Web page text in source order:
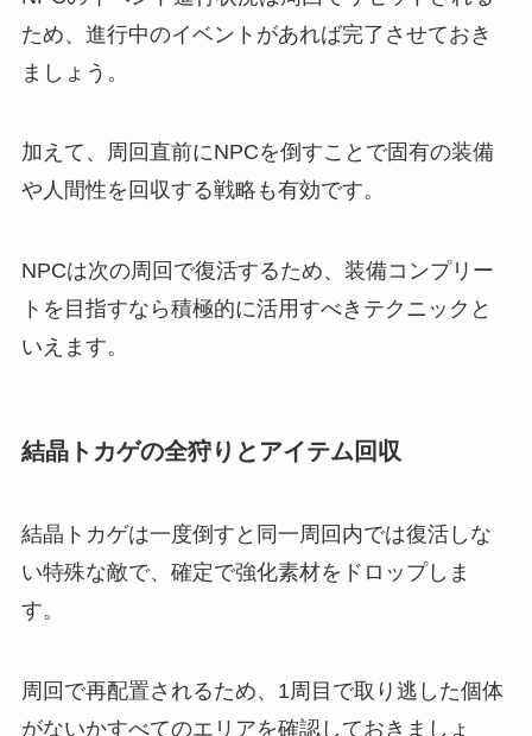
ため、進行中のイベントがあれば完了させておき
ましょう。
加えて、周回直前にNPCを倒すことで固有の装備
や人間性を回収する戦略も有効です。
NPCは次の周回で復活するため、装備コンプリー
トを目指すなら積極的に活用すべきテクニックと
いえます。
結晶トカゲの全狩りとアイテム回収
結晶トカゲは一度倒すと同一周回内では復活しな
い特殊な敵で、確定で強化素材をドロップしま
す。
周回で再配置されるため、1周目で取り逃した個体
がないかすべてのエリアを確認しておきましょ